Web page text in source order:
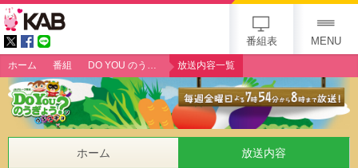
番組表 MENU
ホーム 番組 DO YOU のうぎょう？クエスチョン 放送内容一覧
ホーム 放送内容